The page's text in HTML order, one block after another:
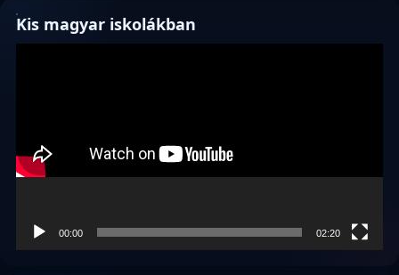
Kis magyar iskolákban
00:00 02:20